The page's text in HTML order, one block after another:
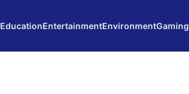
EducationEntertainmentEnvironmentGaming